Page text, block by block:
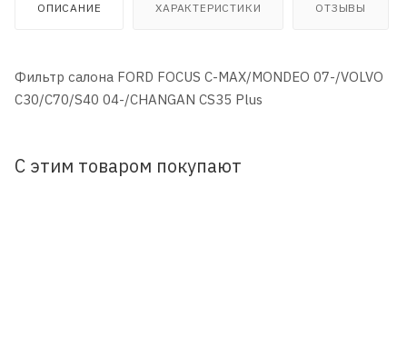
ОПИСАНИЕ ХАРАКТЕРИСТИКИ ОТЗЫВЫ
Фильтр салона FORD FOCUS C-MAX/MONDEO 07-/VOLVO
C30/C70/S40 04-/CHANGAN CS35 Plus
С этим товаром покупают